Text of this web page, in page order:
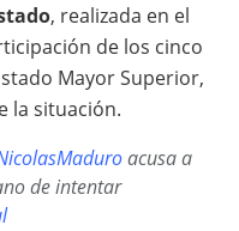
, realizada en el
de los cinco
Mayor Superior,
la situación.
acusa a
de intentar